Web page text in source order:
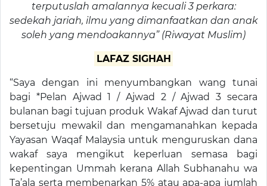
terputuslah amalannya kecuali 3 perkara:
sedekah jariah, ilmu yang dimanfaatkan dan anak
soleh yang mendoakannya” (Riwayat Muslim)
LAFAZ SIGHAH
“Saya dengan ini menyumbangkan wang tunai
bagi *Pelan Ajwad 1 / Ajwad 2 / Ajwad 3 secara
bulanan bagi tujuan produk Wakaf Ajwad dan turut
bersetuju mewakil dan mengamanahkan kepada
Yayasan Waqaf Malaysia untuk menguruskan dana
wakaf saya mengikut keperluan semasa bagi
kepentingan Ummah kerana Allah Subhanahu wa
Ta’ala serta membenarkan 5% atau apa-apa jumlah